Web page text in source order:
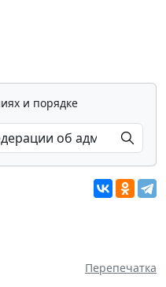
и порядке
Перепечатка